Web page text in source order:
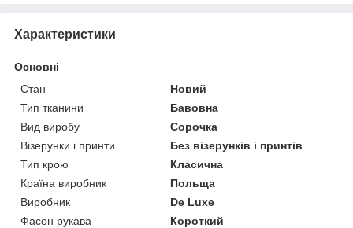
Характеристики
Основні
Стан
Новий
Тип тканини
Бавовна
Вид виробу
Сорочка
Візерунки і принти
Без візерунків і принтів
Тип крою
Класична
Країна виробник
Польща
Виробник
De Luxe
Фасон рукава
Короткий